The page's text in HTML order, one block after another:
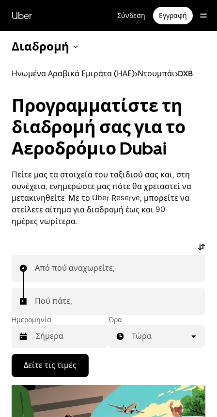
κύριο
περιεχόμενο
Uber Σύνδεση Εγγραφή
Διαδρομή
Ηνωμένα Αραβικά Εμιράτα (ΗΑΕ)>Ντουμπάι>DXB
Προγραμματίστε τη
διαδρομή σας για το
Αεροδρόμιο Dubai
Πείτε μας τα στοιχεία του ταξιδιού σας και, στη
συνέχεια, ενημερώστε μας πότε θα χρειαστεί να
μετακινηθείτε. Με το Uber Reserve, μπορείτε να
στείλετε αίτημα για διαδρομή έως και 90
ημέρες νωρίτερα.
Από πού αναχωρείτε;
Πού πάτε;
Ημερομηνία
Πατήστε
πλήκτρο
με
κάτω
βέλος
Ώρα
Τώρα
Δείτε τις τιμές